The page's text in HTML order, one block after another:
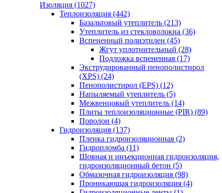
Изоляция (1027)
Теплоизоляция (442)
Базальтовый утеплитель (213)
Утеплитель из стекловолокна (36)
Вспененный полиэтилен (45)
Жгут уплотнительный (28)
Подложка вспененная (17)
Экструдированный пенополистирол
(XPS) (24)
Пенополистирол (EPS) (12)
Напыляемый утеплитель (5)
Межвенцовый утеплитель (14)
Плиты теплоизоляционные (PIR) (89)
Поролон (4)
Гидроизоляция (137)
Пленка гидроизоляционная (2)
Гидропломба (11)
Шовная и инъекционная гидроизоляция,
гидроизоляционный бетон (5)
Обмазочная гидроизоляция (98)
Проникающая гидроизоляция (4)